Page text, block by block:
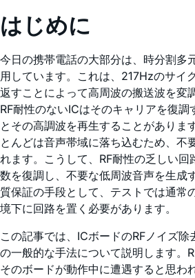
はじめに
今日の携帯電話の大部分は、時分割多
用しています。これは、217Hzのサイ
返すことによって高周波の搬送波を変
RF耐性のないICはそのキャリアを復
とその高調波を再生することがありま
とんどは音声帯域に落ち込むため、不
れます。こうして、RF耐性の乏しい回
数を復調し、不要な低周波音声を生成
質保証の手段として、テストでは通常
境下に回路を置く必要があります。
この記事では、ICボードのRFノイズ除
の一般的な手法について説明します。
そのボードが動作中に遭遇すると思わ